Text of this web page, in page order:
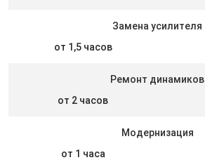
Замена усилителя
от 1,5 часов
Ремонт динамиков
от 2 часов
Модернизация
от 1 часа